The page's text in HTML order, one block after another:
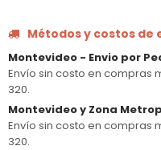
Métodos y costos de
Montevideo - Envio por
Envío sin costo en compras
320.
Montevideo y Zona
Envío sin costo en compras
320.